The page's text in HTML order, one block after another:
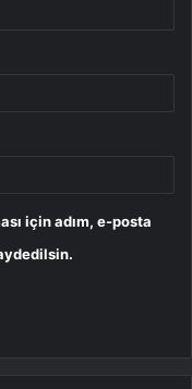
için adım, e-posta